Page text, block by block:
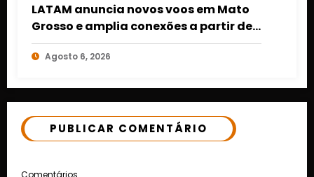
LATAM anuncia novos voos em Mato
Grosso e amplia conexões a partir de
Cuiabá e Rondonópolis
Agosto 6, 2026
PUBLICAR COMENTÁRIO
Comentários